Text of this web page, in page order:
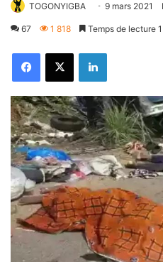
TOGONYIGBA 9 mars 2021
67 1 818 Temps de lecture
FacebookX Linkedin